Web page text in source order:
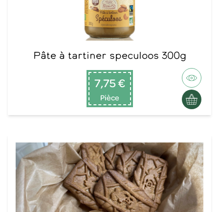
Pâte à tartiner speculoos 300g
7,75 €
Pièce